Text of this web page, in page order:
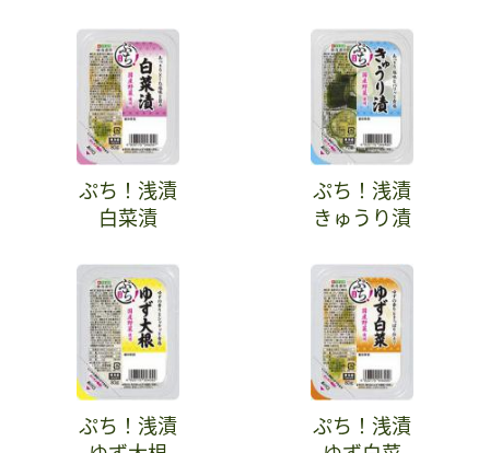
ぷち！浅漬
白菜漬
ぷち！浅漬
きゅうり漬
ぷち！浅漬
ぷち！浅漬